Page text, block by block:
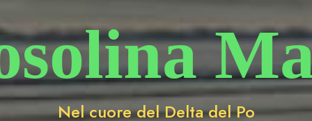
Nel cuore del Delta del Po